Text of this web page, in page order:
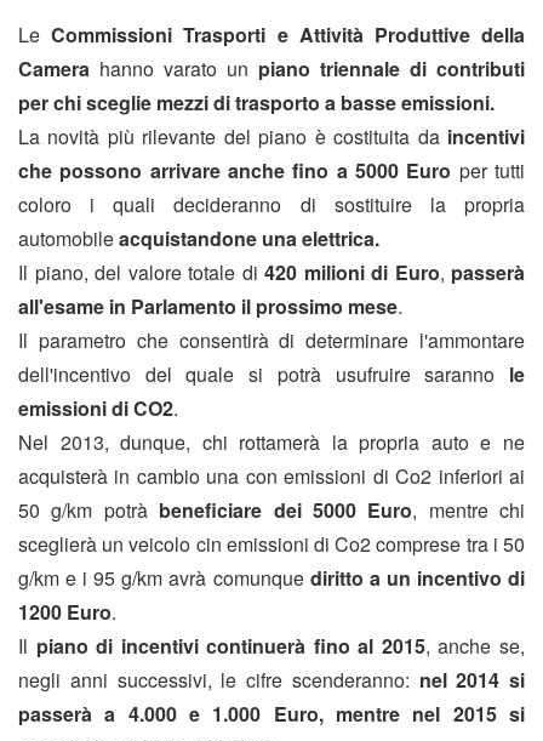
LeCommissioni Trasporti e Attività Produttive della
Camera hanno varato un piano triennale di contributi
per chi sceglie mezzi di trasporto a basse emissioni.
La novità più rilevante del piano è costituita da incentivi
che possono arrivare anche fino a 5000 Euro per tutti
coloro i quali decideranno di sostituire la propria
automobileacquistandone una elettrica.
Il piano, del valore totale di 420 milioni di Euro, passerà
all'esame in Parlamento il prossimo mese.
Il parametro che consentirà di determinare l'ammontare
dell'incentivo del quale si potrà usufruire saranno le
emissioni di CO2.
Nel 2013, dunque, chi rottamerà la propria auto e ne
acquisterà in cambio una con emissioni di Co2 inferiori ai
50 g/km potrà beneficiare dei 5000 Euro, mentre chi
sceglierà un veicolo cin emissioni di Co2 comprese tra i 50
g/km e i 95 g/km avrà comunque diritto a un incentivo di
1200 Euro.
Il piano di incentivi continuerà fino al 2015, anche se,
negli anni successivi, le cifre scenderanno: nel 2014 si
passerà a 4.000 e 1.000 Euro, mentre nel 2015 si